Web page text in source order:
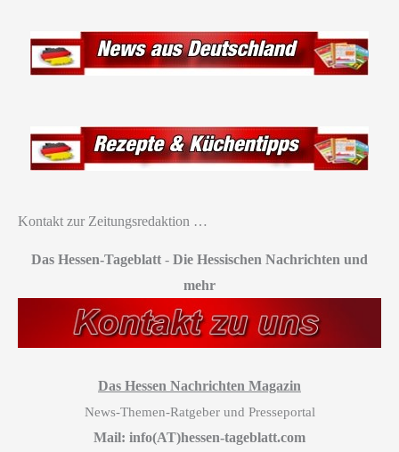
Kontakt zur Zeitungsredaktion …
Das Hessen-Tageblatt - Die Hessischen Nachrichten und
mehr
Das Hessen Nachrichten Magazin
News-Themen-Ratgeber und Presseportal
Mail: info(AT)hessen-tageblatt.com